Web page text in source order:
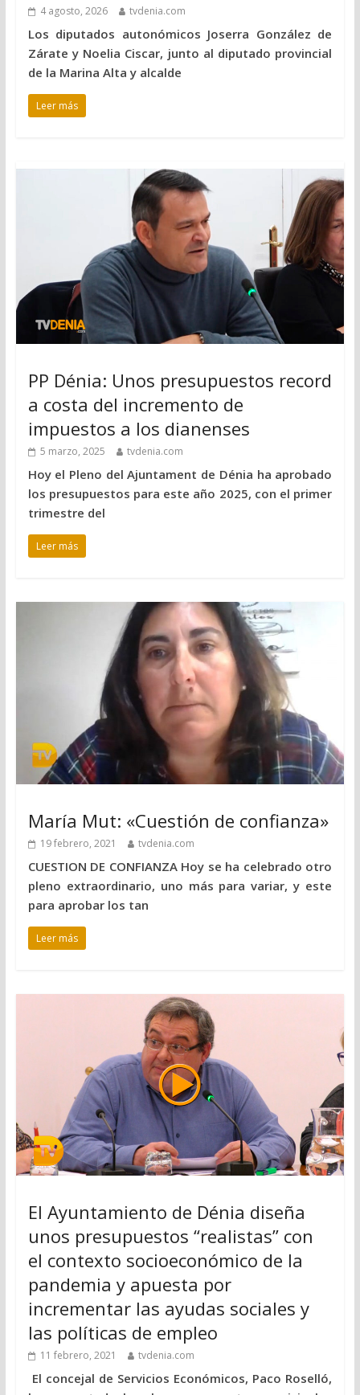
4 agosto, 2026 tvdenia.com
Los diputados autonómicos Joserra González de
Zárate y Noelia Ciscar, junto al diputado provincial
de la Marina Alta y alcalde
Leer más
PP Dénia: Unos presupuestos record
a costa del incremento de
impuestos a los dianenses
5 marzo, 2025 tvdenia.com
Hoy el Pleno del Ajuntament de Dénia ha aprobado
los presupuestos para este año 2025, con el primer
trimestre del
Leer más
María Mut: «Cuestión de confianza»
19 febrero, 2021 tvdenia.com
CUESTION DE CONFIANZA Hoy se ha celebrado otro
pleno extraordinario, uno más para variar, y este
para aprobar los tan
Leer más
El Ayuntamiento de Dénia diseña
unos presupuestos “realistas” con
el contexto socioeconómico de la
pandemia y apuesta por
incrementar las ayudas sociales y
las políticas de empleo
11 febrero, 2021 tvdenia.com
El concejal de Servicios Económicos, Paco Roselló,